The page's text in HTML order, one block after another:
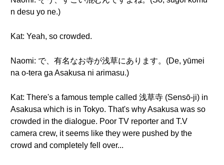
n desu yo ne.)
Kat: Yeah, so crowded.
Naomi: で、有名なお寺が浅草にあります。(De, yūmei
na o-tera ga Asakusa ni arimasu.)
Kat: There's a famous temple called 浅草寺 (Sensō-ji) in
Asakusa which is in Tokyo. That's why Asakusa was so
crowded in the dialogue. Poor TV reporter and T.V
camera crew, it seems like they were pushed by the
crowd and completely fell over...